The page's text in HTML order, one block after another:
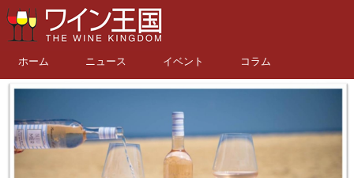
ホーム ニュース イベント コラム